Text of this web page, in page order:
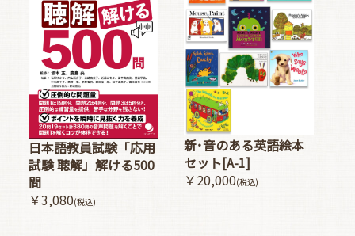
日本語教員試験「応用
試験 聴解」解ける500
問
￥3,080(税込)
新･音のある英語絵本
セット[A-1]
￥20,000(税込)